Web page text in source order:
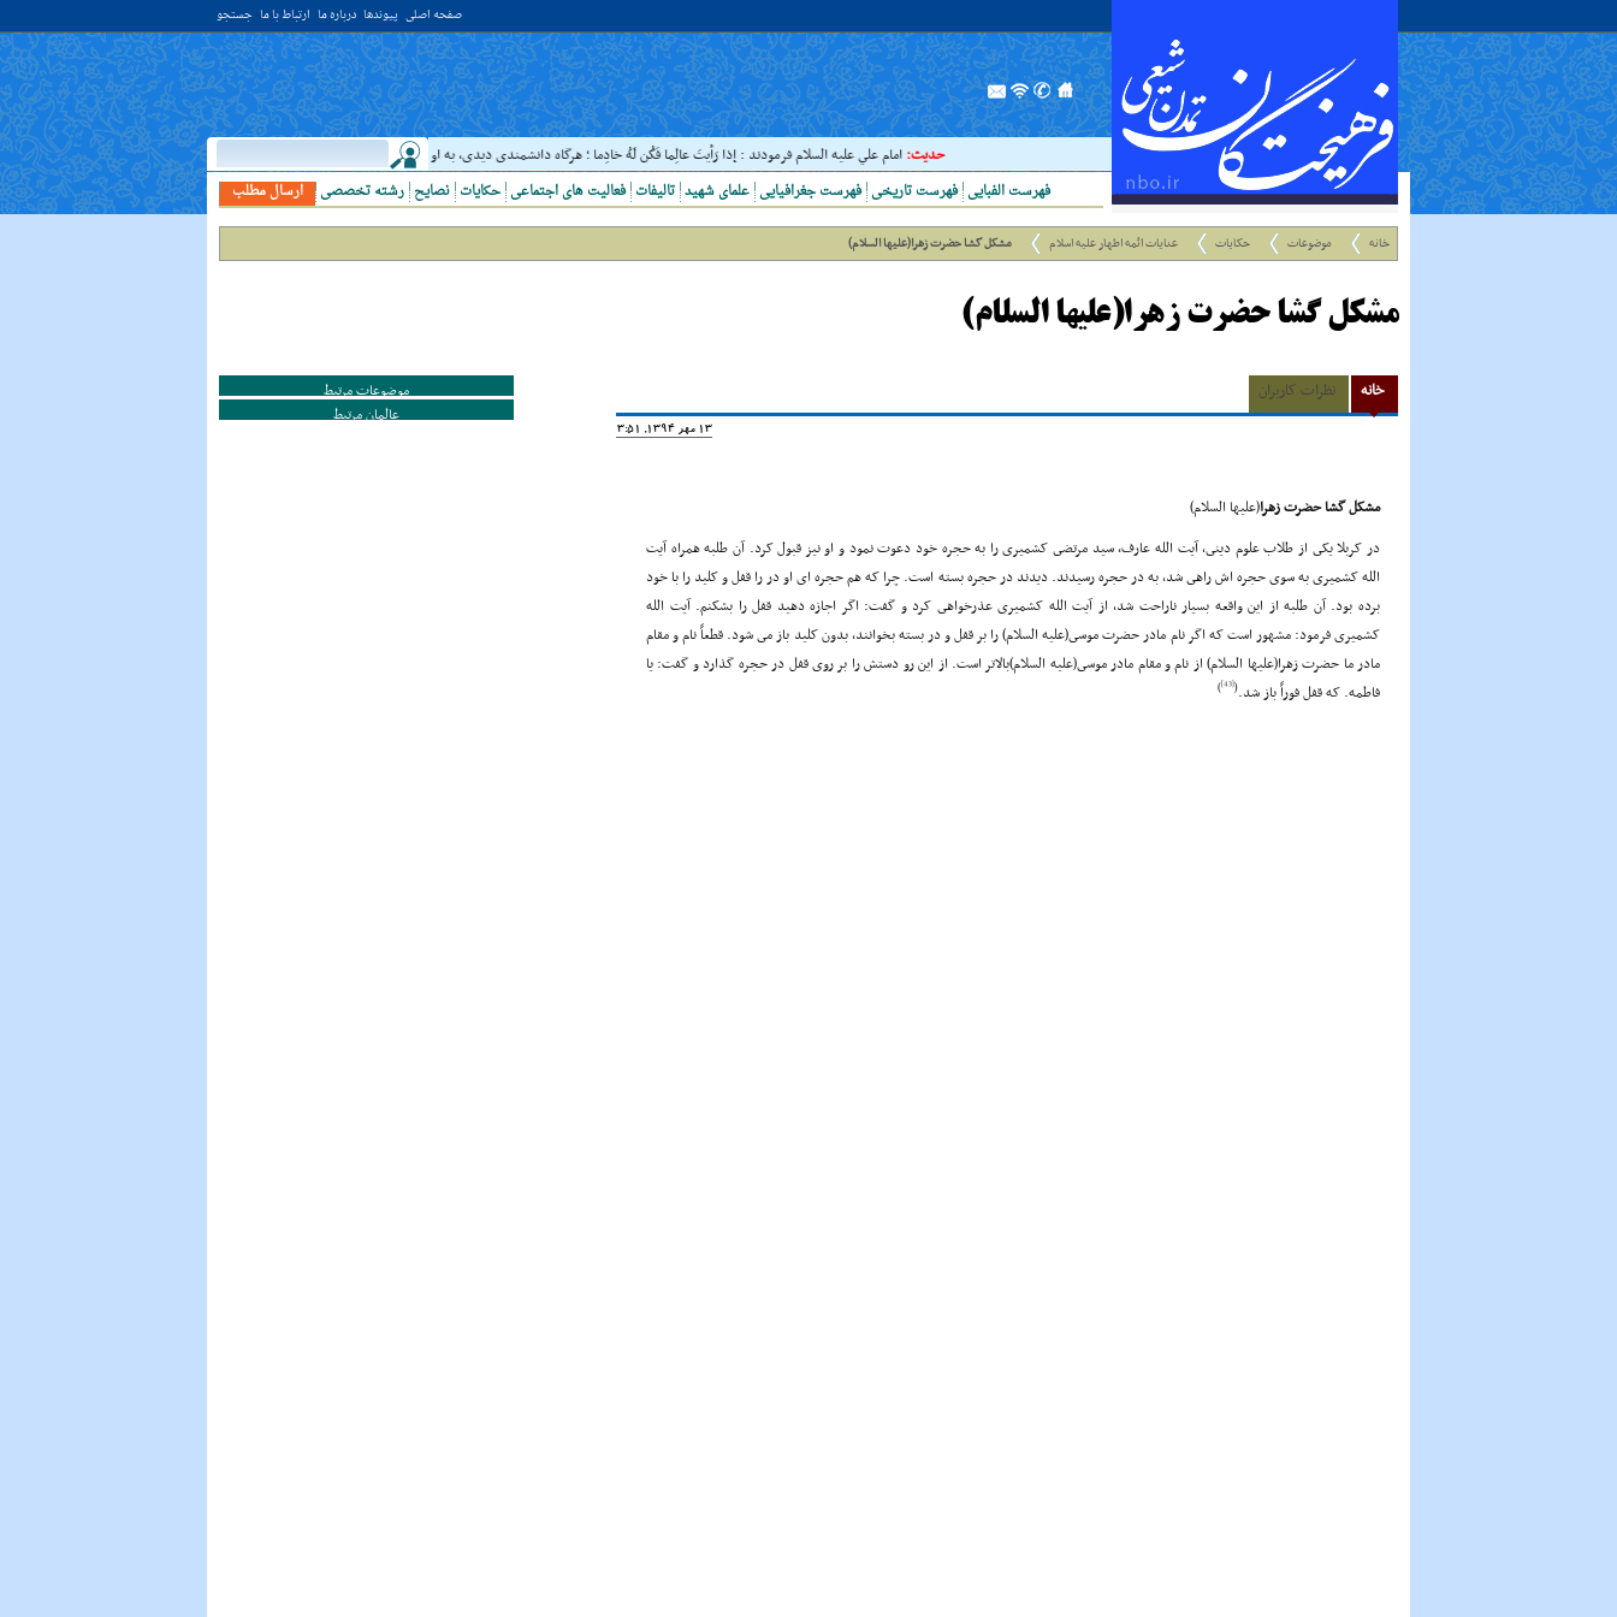
صفحه اصلی پیوندها درباره ما ارتباط با ما جستجو
حدیث:امام علي عليه السلام فرمودند : إذا رَأيتَ عالِما فَکُن لَهُ خادِما ؛ هرگاه دانشمندى ديدى، به او خدمت کن. ( غررالحکم ح ۴۰۴۴ ) حدیث:امام علي (عليه السلام)
ارسال مطلب
رشته تخصصی نصایح حکایات فعالیت های اجتماعی تالیفات علمای شهید فهرست جغرافیایی فهرست تاریخی فهرست الفبایی
خانه موضوعات حکایات عنایات ائمه اطهار علیه اسلام مشکل گشا حضرت زهرا(علیها السلام)
مشکل گشا حضرت زهرا(علیها السلام)
خانه نظرات کاربران
13 مهر 1394, 13:51
مشکل گشا حضرت زهرا(علیها السلام)
در کربلا یکى از طلاب علوم دینى، آیت الله عارف، سید مرتضى کشمیرى را به حجره خود دعوت نمود و او نیز قبول کرد. آن طلبه همراه آیت
الله کشمیرى به سوى حجره اش راهى شد، به در حجره رسیدند. دیدند در حجره بسته است. چرا که هم حجره اى او در را قفل و کلید را با خود
برده بود. آن طلبه از این واقعه بسیار ناراحت شد، از آیت الله کشمیرى عذرخواهى کرد و گفت: اگر اجازه دهید قفل را بشکنم. آیت الله
کشمیرى فرمود: مشهور است که اگر نام مادر حضرت موسى(علیه السلام) را بر قفل و در بسته بخوانند، بدون کلید باز مى شود. قطعاً نام و مقام
مادر ما حضرت زهرا(علیها السلام) از نام و مقام مادر موسى(علیه السلام)بالاتر است. از این رو دستش را بر روى قفل در حجره گذارد و گفت: یا
فاطمه. که قفل فوراً باز شد.(
[43]
)
موضوعات مرتبط
عالمان مرتبط